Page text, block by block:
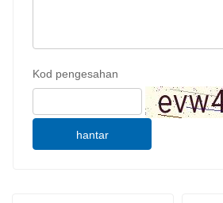
Kod pengesahan
hantar